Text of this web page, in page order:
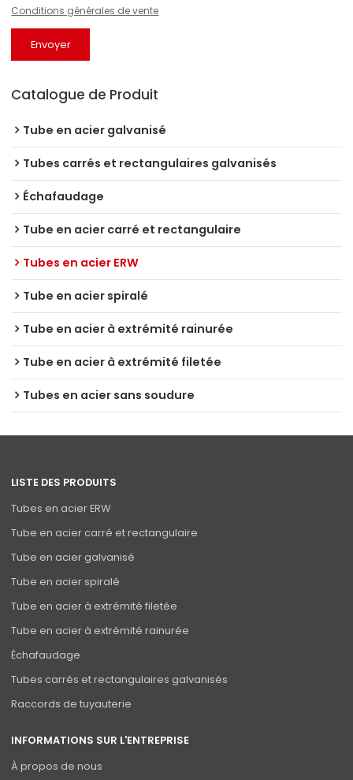
Conditions générales de vente
Envoyer
Catalogue de Produit
Tube en acier galvanisé
Tubes carrés et rectangulaires galvanisés
Échafaudage
Tube en acier carré et rectangulaire
Tubes en acier ERW
Tube en acier spiralé
Tube en acier à extrémité rainurée
Tube en acier à extrémité filetée
Tubes en acier sans soudure
LISTE DES PRODUITS
Tubes en acier ERW
Tube en acier carré et rectangulaire
Tube en acier galvanisé
Tube en acier spiralé
Tube en acier à extrémité filetée
Tube en acier à extrémité rainurée
Échafaudage
Tubes carrés et rectangulaires galvanisés
Raccords de tuyauterie
INFORMATIONS SUR L'ENTREPRISE
À propos de nous